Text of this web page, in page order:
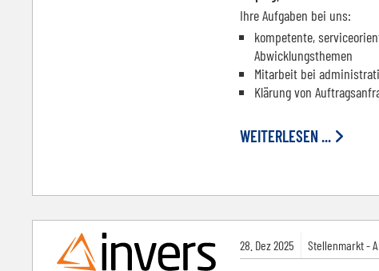
Ihre Aufgaben bei uns:
kompetente,
Abwicklungsthemen
Mitarbeit bei
Klärung von
WEITERLESEN ...
28. Dez2025 Stellenmarkt -